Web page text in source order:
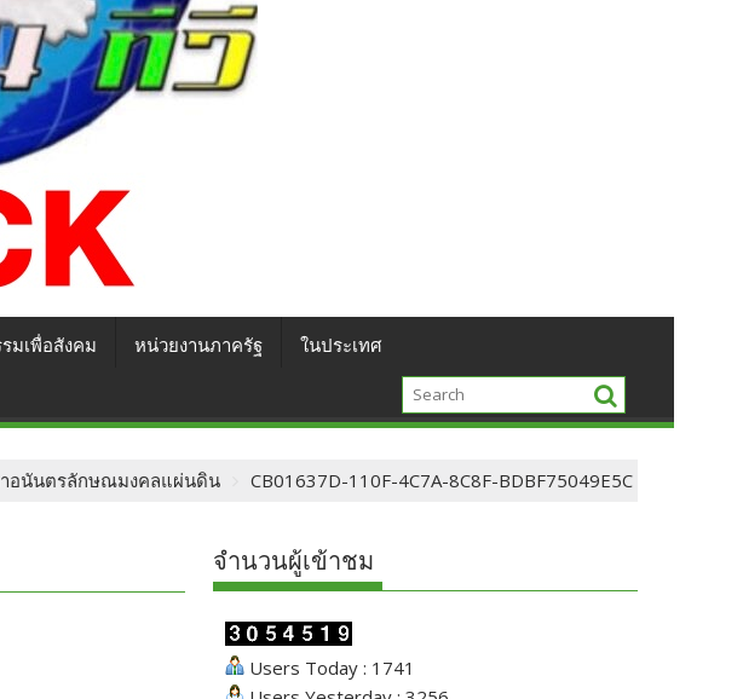
มเพื่อสังคม หน่วยงานภาครัฐ ในประเทศ
าอนันตรลักษณมงคลแผ่นดิน CB01637D-110F-4C7A-8C8F-BDBF75049E5C
จำนวนผู้เข้าชม
Users Today : 1741